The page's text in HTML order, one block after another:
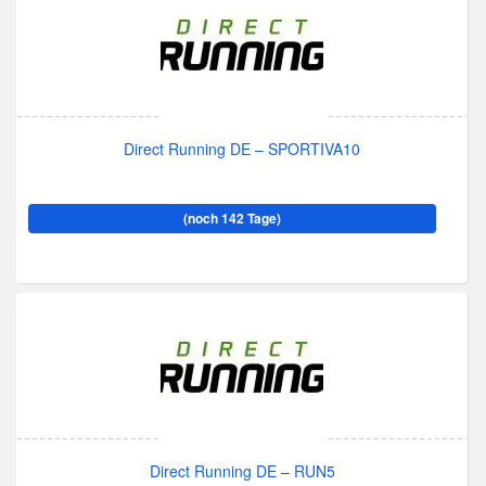
Direct Running DE – SPORTIVA10
(noch 142 Tage)
Direct Running DE – RUN5